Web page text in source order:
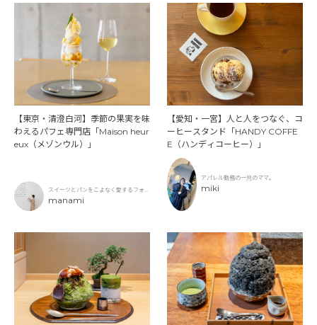
【東京・清澄白河】季節の果実を味
わえるパフェ専門店「Maison heur
eux（メゾンウル）」
スイーツとパンをこよなく愛するフォト
グラファー
manami
【愛知・一宮】人と人をつなぐ、コ
ーヒースタンド「HANDY COFFE
E（ハンディコーヒー）」
アパレル勤務の一児のママ。
miki